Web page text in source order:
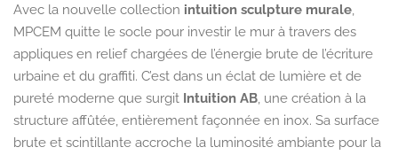
Avec la nouvelle collection intuition sculpture murale,
MPCEM quitte le socle pour investir le mur à travers des
appliques en relief chargées de l’énergie brute de l’écriture
urbaine et du graffiti. C’est dans un éclat de lumière et de
pureté moderne que surgit Intuition AB, une création à la
structure affûtée, entièrement façonnée en inox. Sa surface
brute et scintillante accroche la luminosité ambiante pour la